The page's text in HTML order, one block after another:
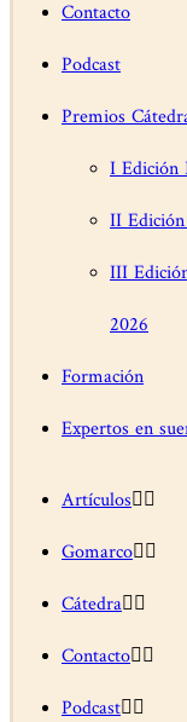
Contacto
Podcast
Premios
I Edición
II
III
2026
Formación
Expertos en
Artículos
Gomarco
Cátedra
Contacto
Podcast